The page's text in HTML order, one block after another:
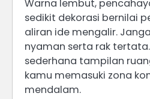
Warna lembut,
sedikit dekorasi bernilai
aliran ide mengalir.
nyaman serta rak
sederhana tampilan
kamu memasuki zona
mendalam.